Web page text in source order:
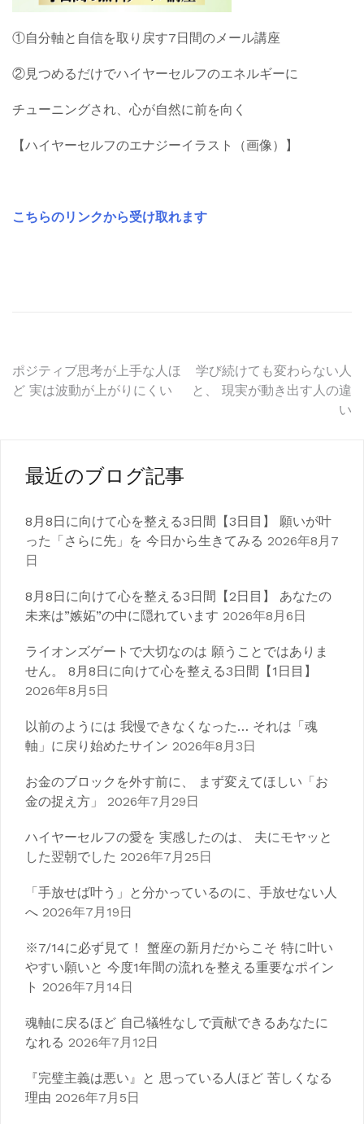
①自分軸と自信を取り戻す7日間のメール講座
②見つめるだけでハイヤーセルフのエネルギーに
チューニングされ、心が自然に前を向く
【ハイヤーセルフのエナジーイラスト（画像）】
こちらのリンクから受け取れます
投
稿
ビ
ー
シ
ョ
ン
ポジティブ思考が上手な人ほ
ど 実は波動が上がりにくい
学び続けても変わらない人
と、 現実が動き出す人の違
い
最近のブログ記事
8月8日に向けて心を整える3日間【3日目】 願いが叶
った「さらに先」を 今日から生きてみる 2026年8月7
日
8月8日に向けて心を整える3日間【2日目】 あなたの
未来は”嫉妬”の中に隠れています 2026年8月6日
ライオンズゲートで大切なのは 願うことではありま
せん。 8月8日に向けて心を整える3日間【1日目】
2026年8月5日
以前のようには 我慢できなくなった… それは「魂
軸」に戻り始めたサイン 2026年8月3日
お金のブロックを外す前に、 まず変えてほしい「お
金の捉え方」
2026年7月29日
ハイヤーセルフの愛を 実感したのは、 夫にモヤッと
した翌朝でした 2026年7月25日
「手放せば叶う」と分かっているのに、手放せない人
へ 2026年7月19日
※7/14に必ず見て！ 蟹座の新月だからこそ 特に叶い
やすい願いと 今度1年間の流れを整える重要なポイン
ト 2026年7月14日
魂軸に戻るほど 自己犠牲なしで貢献できるあなたに
なれる 2026年7月12日
『完璧主義は悪い』と 思っている人ほど 苦しくなる
理由 2026年7月5日